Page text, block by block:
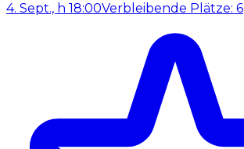
4. Sept., h 18:00Verbleibende Plätze: 6